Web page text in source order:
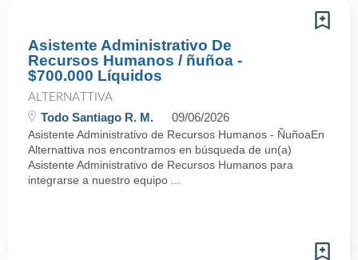
Asistente Administrativo De
Recursos Humanos / ñuñoa -
$700.000 Líquidos
ALTERNATTIVA
Todo Santiago R. M. 09/06/2026
Asistente Administrativo de Recursos Humanos - ÑuñoaEn
Alternattiva nos encontramos en búsqueda de un(a)
Asistente Administrativo de Recursos Humanos para
integrarse a nuestro equipo ...